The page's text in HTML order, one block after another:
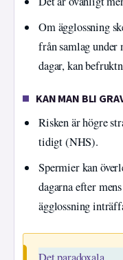
Om ägglossning
från samlag under
dagar, kan
KAN MAN BLI
Risken är högre
tidigt (NHS).
Spermier kan
dagarna efter
ägglossning